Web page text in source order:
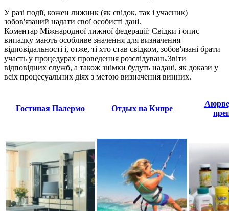
У разі події, кожен лижник (як свідок, так і учасник)
зобов'язаний надати свої особисті дані.
Коментар Міжнародної лижної федерації: Свідки і опис
випадку мають особливе значення для визначення
відповідальності і, отже, ті хто став свідком, зобов'язані брати
участь у процедурах проведення розслідувань.Звіти
відповідних служб, а також знімки будуть надані, як докази у
всіх процесуальних діях з метою визначення винних.
Гостиная Палермо Отдых на Кипре